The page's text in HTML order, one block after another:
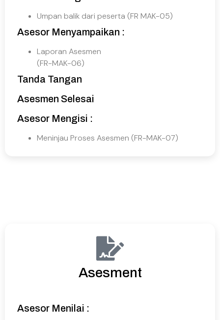
Umpan balik dari peserta (FR MAK-05)
Asesor Menyampaikan :
Laporan Asesmen
(FR-MAK-06)
Tanda Tangan
Asesmen Selesai
Asesor Mengisi :
Meninjau Proses Asesmen (FR-MAK-07)
Asesment
Asesor Menilai :